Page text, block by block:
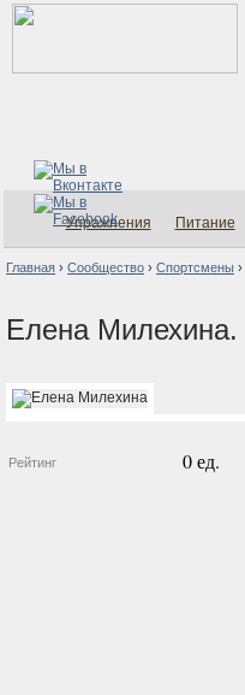
Упражнения Питание
Главная › Сообщество › Спортсмены ›
Елена Милехина.
Рейтинг 0 ед.